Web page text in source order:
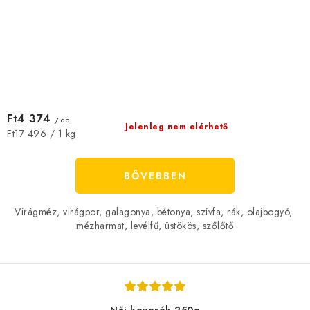
Jelenleg nem elérhető
Ft4 374 / db
Egységár:
Ft17 496 / 1 kg
BŐVEBBEN
Virágméz, virágpor, galagonya, bétonya, szívfa, rák, olajbogyó,
mézharmat, levélfű, üstökös, szőlőtő